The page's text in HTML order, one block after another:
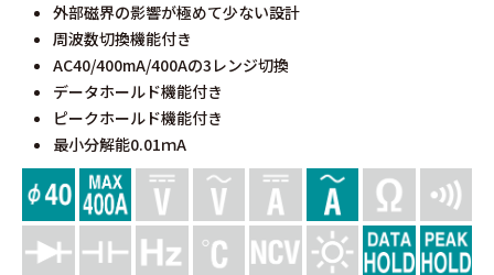
外部磁界の影響が極めて少ない設計
周波数切換機能付き
AC40/400mA/400Aの3レンジ切換
データホールド機能付き
ピークホールド機能付き
最小分解能0.01ｍA